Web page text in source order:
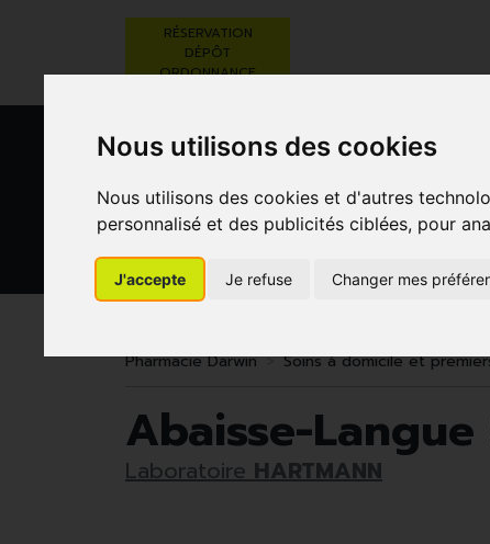
Nous utilisons des cookies
Nous utilisons des cookies et d'autres
personnalisé et des publicités ciblées, pour
J'accepte Je refuse Changer mes
RÉSERVATION
DÉPÔT
ORDONNANCE
BEAUTÉ,
SOINS ET
RÉGIME,
GROSSESSE
Pharmacie Darwin Soins à domicile et
Abaisse-
Laboratoire HARTMANN